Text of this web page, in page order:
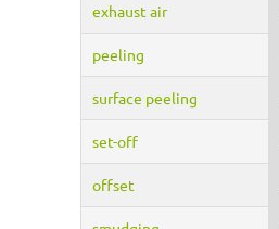
exhaust air
peeling
surface peeling
set-off
offset